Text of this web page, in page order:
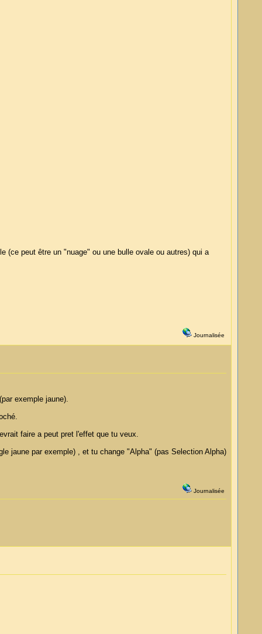
(ce peut être un "nuage" ou une bulle ovale ou autres) qui a
Journalisée
exemple jaune).
faire a peut pret l'effet que tu veux.
jaune par exemple) , et tu change "Alpha" (pas Selection Alpha)
Journalisée